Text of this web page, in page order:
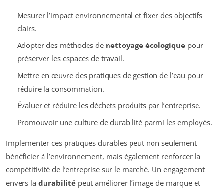
Mesurer l’impact environnemental et fixer des objectifs
clairs.
Adopter des méthodes de nettoyage écologiquepour
préserver les espaces de travail.
Mettre en œuvre des pratiques de gestion de l’eau pour
réduire la consommation.
Évaluer et réduire les déchets produits par l’entreprise.
Promouvoir une culture de durabilité parmi les employés.
Implémenter ces pratiques durables peut non seulement
bénéficier à l’environnement, mais également renforcer la
compétitivité de l’entreprise sur le marché. Un engagement
envers la durabilité peut améliorer l’image de marque et